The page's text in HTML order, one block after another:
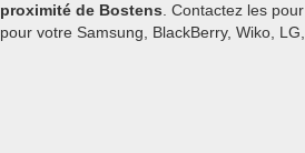
proximité de Bostens . Contactez les
pour votre Samsung, BlackBerry, Wiko,